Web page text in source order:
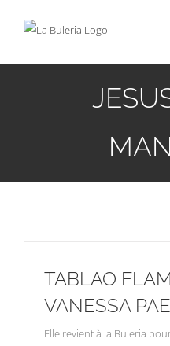
TABLAO
VANESSA
Elle revient à la Buleria